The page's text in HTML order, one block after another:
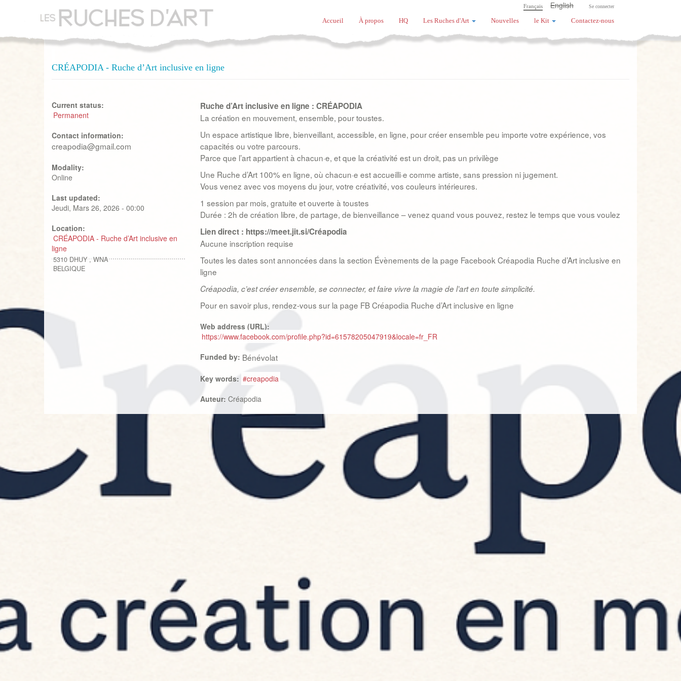
principal
Se connecter
English
Français
Accueil À propos HQ Les Ruches d'Art Nouvelles le Kit Contactez-nous
CRÉAPODIA - Ruche d’Art inclusive en ligne
Current status:
Permanent
Contact information:
creapodia@gmail.com
Modality:
Online
Last updated:
Jeudi, Mars 26, 2026 - 00:00
Location:
CRÉAPODIA - Ruche d’Art inclusive en
ligne
5310 DHUY,WNA
BELGIQUE
Ruche d’Art inclusive en ligne : CRÉAPODIA
La création en mouvement, ensemble, pour toustes.
Un espace artistique libre, bienveillant, accessible, en ligne, pour créer ensemble peu importe votre expérience, vos
capacités ou votre parcours.
Parce que l’art appartient à chacun·e, et que la créativité est un droit, pas un privilège
Une Ruche d’Art 100% en ligne, où chacun·e est accueilli·e comme artiste, sans pression ni jugement.
Vous venez avec vos moyens du jour, votre créativité, vos couleurs intérieures.
1 session par mois, gratuite et ouverte à toustes
Durée : 2h de création libre, de partage, de bienveillance – venez quand vous pouvez, restez le temps que vous voulez
Lien direct : https://meet.jit.si/Créapodia
Aucune inscription requise
Toutes les dates sont annoncées dans la section Évènements de la page Facebook Créapodia Ruche d’Art inclusive en
ligne
Créapodia, c’est créer ensemble, se connecter, et faire vivre la magie de l’art en toute simplicité.
Pour en savoir plus, rendez-vous sur la page FB Créapodia Ruche d’Art inclusive en ligne
Web address (URL):
https://www.facebook.com/profile.php?id=61578205047919&locale=fr_FR
Funded by: Bénévolat
Key words: #creapodia
Auteur: Créapodia